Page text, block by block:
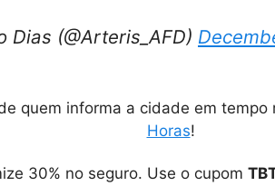
(@Arteris_AFD)
quem informa a cidade em tempo
Horas!
30% no seguro. Use o cupom